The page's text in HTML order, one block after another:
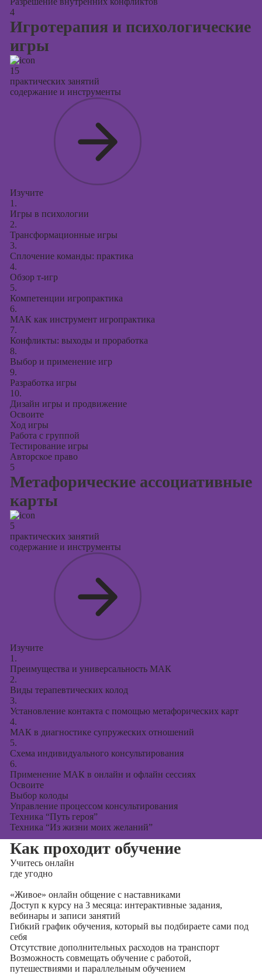
4
Игротерапия и психологические
игры
15
практических занятий
содержание и инструменты
Изучите
1.
Игры в психологии
2.
Трансформационные игры
3.
Сплочение команды: практика
4.
Обзор т-игр
5.
Компетенции игропрактика
6.
МАК как инструмент игропрактика
7.
Конфликты: выходы и проработка
8.
Выбор и применение игр
9.
Разработка игры
10.
Дизайн игры и продвижение
Освоите
Ход игры
Работа с группой
Тестирование игры
Авторское право
5
Метафорические ассоциативные
карты
5
практических занятий
содержание и инструменты
Изучите
1.
Преимущества и универсальность МАК
2.
Виды терапевтических колод
3.
Установление контакта с помощью метафорических карт
4.
МАК в диагностике супружеских отношений
5.
Схема индивидуального консультирования
6.
Применение МАК в онлайн и офлайн сессиях
Освоите
Выбор колоды
Управление процессом консультирования
Техника “Путь героя”
Техника “Из жизни моих желаний”
Как проходит обучение
Учитесь онлайн
где угодно
«Живое» онлайн общение с наставниками
Доступ к курсу на 3 месяца: интерактивные задания,
вебинары и записи занятий
Гибкий график обучения, который вы подбираете сами под
себя
Отсутствие дополнительных расходов на транспорт
Возможность совмещать обучение с работой,
путешествиями и параллельным обучением